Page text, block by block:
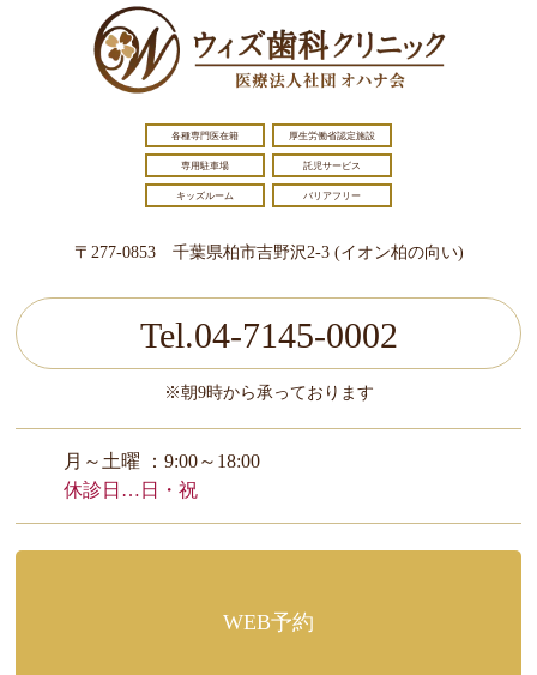
各種専門医在籍 厚生労働省認定施設
専用駐車場 託児サービス
キッズルーム バリアフリー
〒277-0853 千葉県柏市吉野沢2-3 (イオン柏の向い)
Tel.04-7145-0002
※朝9時から承っております
月～土曜 ：9:00～18:00
休診日…日・祝
WEB予約